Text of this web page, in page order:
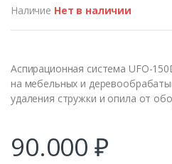
Наличие Нет в наличии
Аспирационная система UFO-
на мебельных и
удаления стружки и опила от
90.000₽